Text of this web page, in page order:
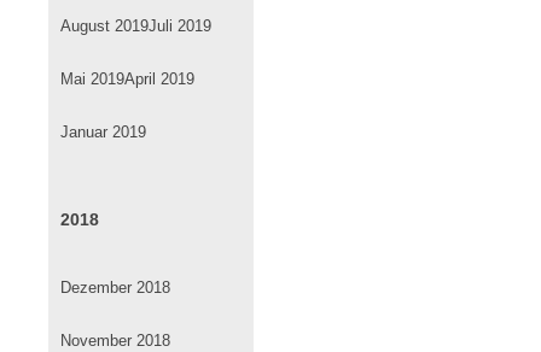
August 2019Juli 2019
Mai 2019April 2019
Januar 2019
2018
Dezember 2018
November 2018